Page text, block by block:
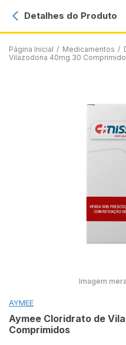
Página Inicial / Medicamentos /
Vilazodona 40mg 30
Detalhes do Produto
Imagem
AYMEE
Aymee Cloridrato de
Comprimidos